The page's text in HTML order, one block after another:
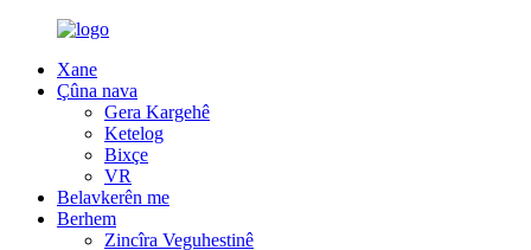
Xane
Çûna nava
Gera Kargehê
Ketelog
Bixçe
VR
Belavkerên me
Berhem
Zincîra Veguhestinê